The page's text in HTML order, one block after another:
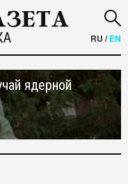
RU /EN
ядерной